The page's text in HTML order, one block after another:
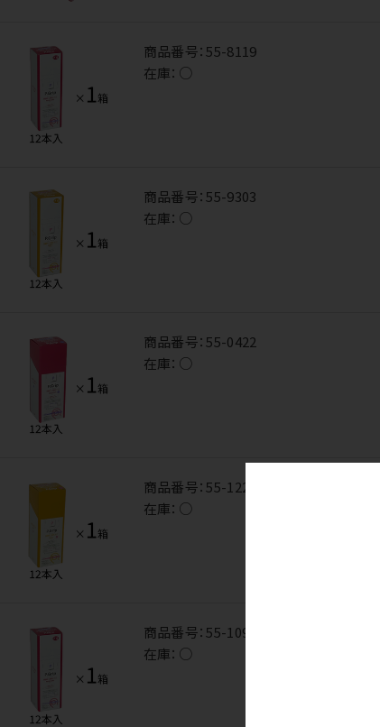
商品番号：55-8119
在庫： ○
商品番号：55-9303
在庫： ○
商品番号：55-0422
在庫： ○
商品番号：55-1228
在庫： ○
商品番号：55-1098
在庫： ○